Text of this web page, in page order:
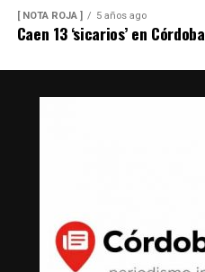
[ NOTA ROJA ] 5 años ago
Caen 13 ‘sicarios’ en Córdoba